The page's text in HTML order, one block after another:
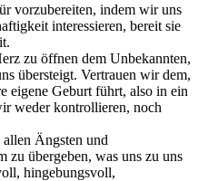
vorzubereiten, indem wir uns
interessieren, bereit sie
zu öffnen dem Unbekannten,
übersteigt. Vertrauen wir dem,
eigene Geburt führt, also in ein
weder kontrollieren, noch
Ängsten und
zu übergeben, was uns zu uns
hingebungsvoll,